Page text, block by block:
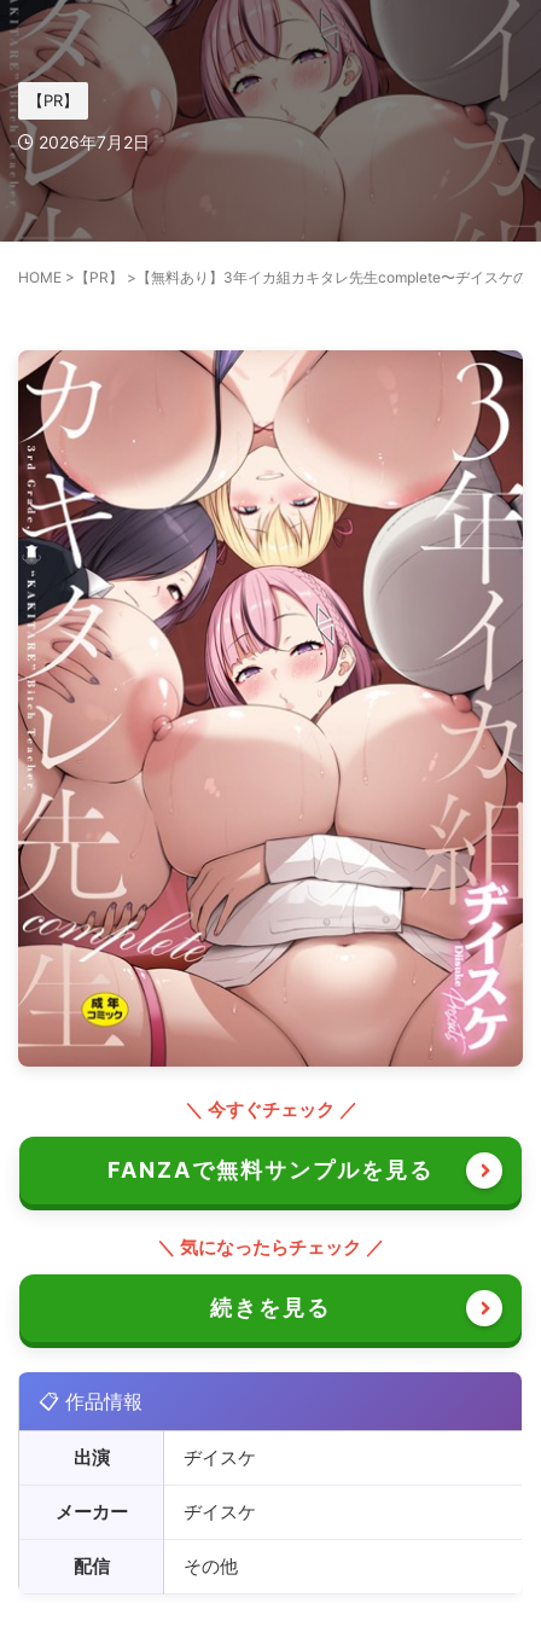
【PR】
2026年7月2日
HOME > 【PR】 > 【無料あり】3年イカ組カキタレ先生complete〜ヂイスケの
＼ 今すぐチェック ／
FANZAで無料サンプルを見る
＼ 気になったらチェック ／
続きを見る
📋 作品情報
出演 ヂイスケ
メーカー ヂイスケ
配信 その他